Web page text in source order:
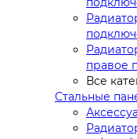
правое
Все
Стальные